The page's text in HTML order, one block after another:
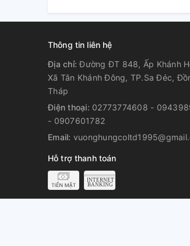
Thông tin liên hệ
Địa chỉ:Đường ĐT 848, Ấp Khánh
Xã Tân Khánh Đông, TP.Sa Đéc,
Tháp
Điện thoại: 02773774608 -
- 0907601782
Email:
Hỗ trợ thanh toán